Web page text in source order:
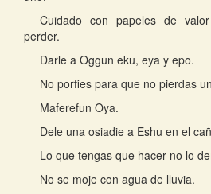
Cuidado con papeles de
perder.
Darle a Oggun eku, eya y epo.
No porfies para que no pierdas
Maferefun Oya.
Dele una osiadie a Eshu en el
Lo que tengas que hacer no lo
No se moje con agua de lluvia.